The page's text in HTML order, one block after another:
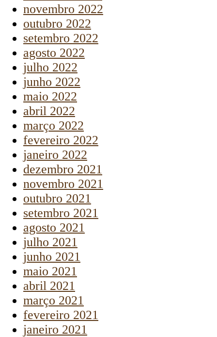
novembro 2022
outubro 2022
setembro 2022
agosto 2022
julho 2022
junho 2022
maio 2022
abril 2022
março 2022
fevereiro 2022
janeiro 2022
dezembro 2021
novembro 2021
outubro 2021
setembro 2021
agosto 2021
julho 2021
junho 2021
maio 2021
abril 2021
março 2021
fevereiro 2021
janeiro 2021